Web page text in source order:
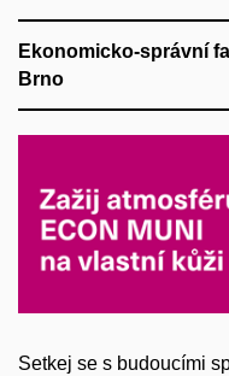
Ekonomicko-správní
Brno
Setkej se s budoucími